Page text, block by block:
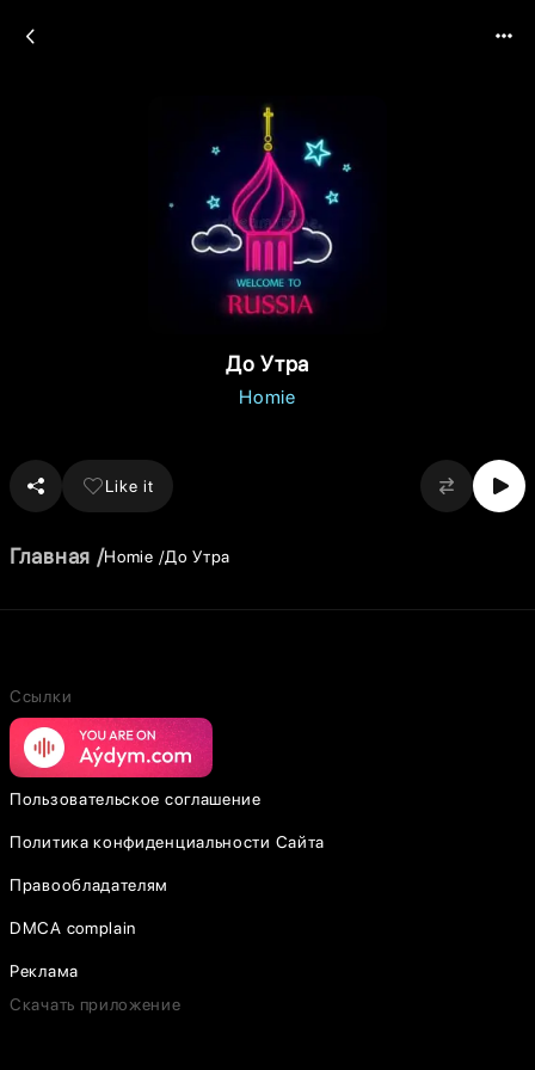
До Утра
Homie
Like it
Главная Homie До Утра
Ссылки
Пользовательское соглашение
Политика конфиденциальности Сайта
Правообладателям
DMCA complain
Реклама
Скачать приложение